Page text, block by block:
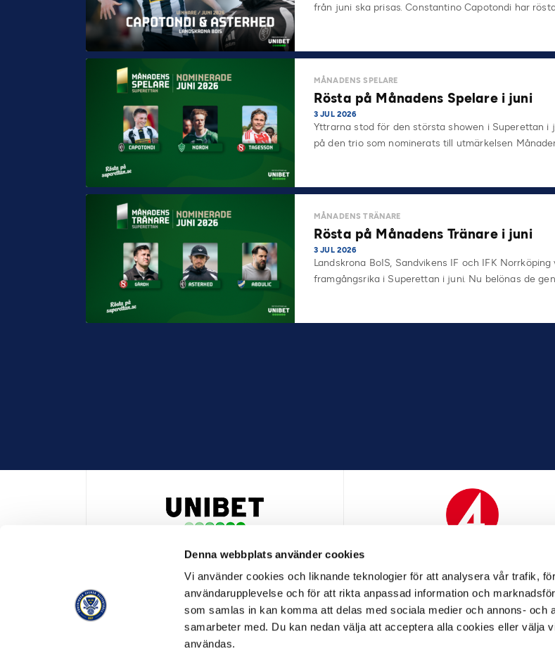
Denna webbplats använder cookies
Vi använder cookies och liknande teknologier för att analysera vår trafik,
användarupplevelse och för att rikta anpassad information och
som samlas in kan komma att delas med sociala medier och annons- och
samarbeter med. Du kan nedan välja att acceptera alla cookies eller välja
användas.
från juni ska prisas. Constantino Capotondi har
MÅNADENS SPELARE
Rösta på Månadens Spelare i juni
3 JUL 2026
Yttrarna stod för den största showen i Superettan i
på den trio som nominerats till utmärkelsen
MÅNADENS TRÄNARE
Rösta på Månadens Tränare i juni
3 JUL 2026
Landskrona BoIS, Sandvikens IF och IFK Norrköping
framgångsrika i Superettan i juni. Nu belönas de
HUVUDPARTNER OCH PRESENTING PARTNER ALLSVENSKAN